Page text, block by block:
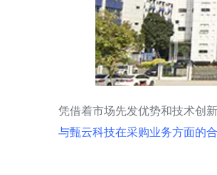
凭借着市场先发优势和技术创新
与甄云科技在采购业务方面的